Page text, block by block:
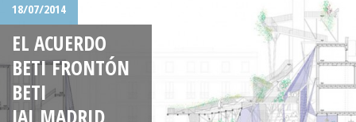
18/07/2014
EL ACUERDO
BETI FRONTÓN
BETI
JAI,MADRID